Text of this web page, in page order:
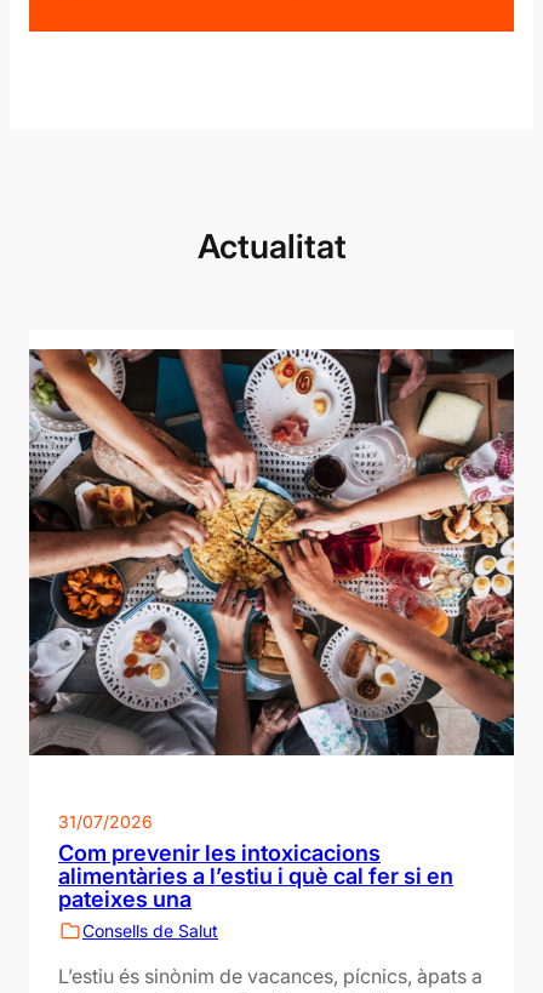
Actualitat
31/07/2026
Com prevenir les intoxicacions
alimentàries a l’estiu i què cal fer si en
pateixes una
Consells de Salut
L’estiu és sinònim de vacances, pícnics, àpats a